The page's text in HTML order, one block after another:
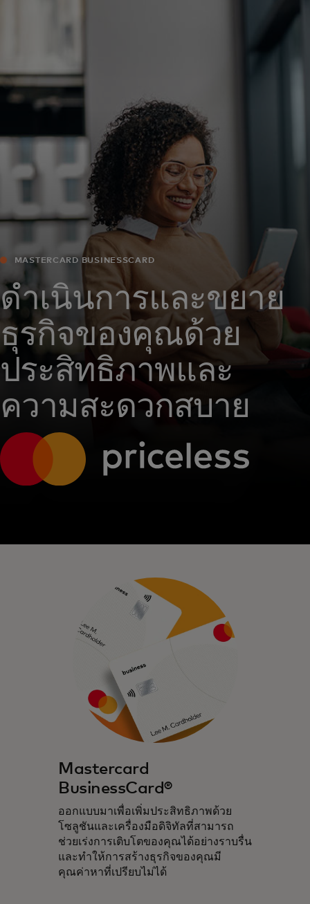
เพื่อโลก
สำหรับผู้สร้างนวัตกรรม
ข่าวสารและแนวโน้ม
MASTERCARD BUSINESSCARD
ดำเนินการและขยาย
ธุรกิจของคุณด้วย
ประสิทธิภาพและ
ความสะดวกสบาย
Mastercard
BusinessCard®
ออกแบบมาเพื่อเพิ่มประสิทธิภาพด้วย
โซลูชันและเครื่องมือดิจิทัลที่สามารถ
ช่วยเร่งการเติบโตของคุณได้อย่างราบรื่น
และทำให้การสร้างธุรกิจของคุณมี
คุณค่าหาที่เปรียบไม่ได้